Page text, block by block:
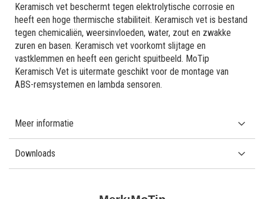
Keramisch vet beschermt tegen elektrolytische corrosie en
heeft een hoge thermische stabiliteit. Keramisch vet is bestand
tegen chemicaliën, weersinvloeden, water, zout en zwakke
zuren en basen. Keramisch vet voorkomt slijtage en
vastklemmen en heeft een gericht spuitbeeld. MoTip
Keramisch Vet is uitermate geschikt voor de montage van
ABS-remsystemen en lambda sensoren.
Meer informatie
Downloads